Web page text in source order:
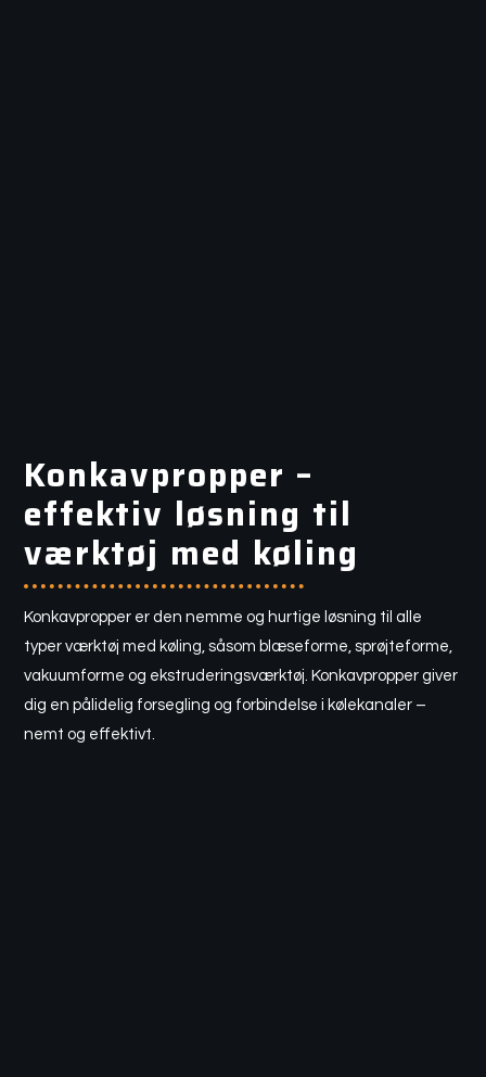
Konkavpropper –
effektiv løsning til
værktøj med køling
Konkavpropper er den nemme og hurtige løsning til alle
typer værktøj med køling, såsom blæseforme, sprøjteforme,
vakuumforme og ekstruderingsværktøj. Konkavpropper giver
dig en pålidelig forsegling og forbindelse i kølekanaler –
nemt og effektivt.